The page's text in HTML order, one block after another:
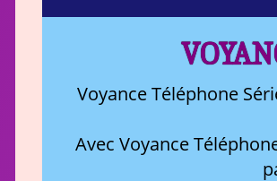
Voyance Téléphone
Avec Voyance